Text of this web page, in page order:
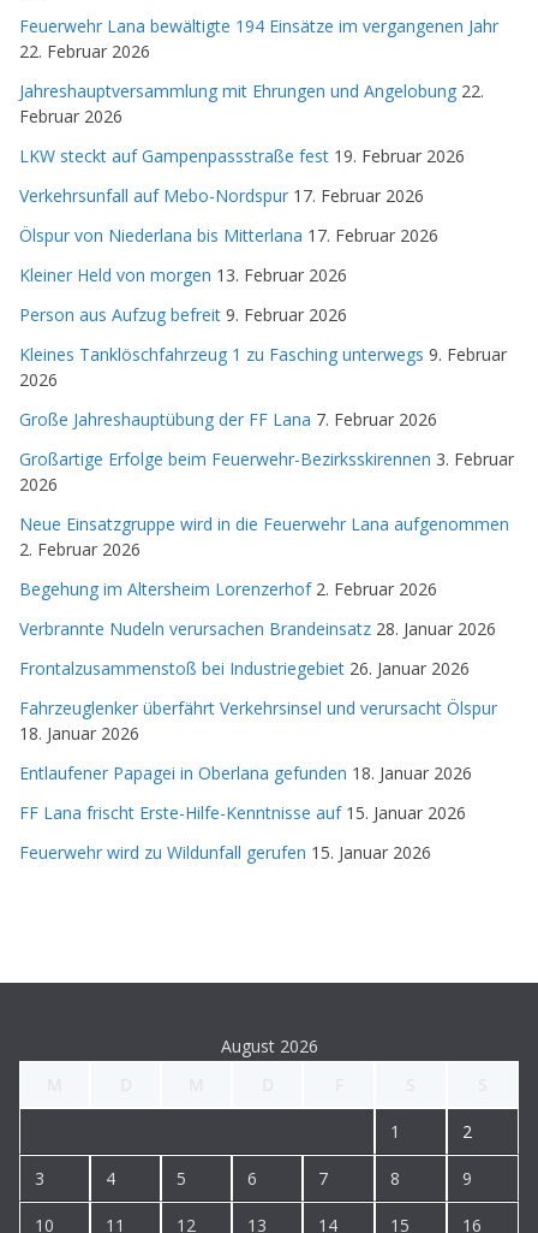
Feuerwehr Lana bewältigte 194 Einsätze im vergangenen Jahr
22. Februar 2026
Jahreshauptversammlung mit Ehrungen und Angelobung 22.
Februar 2026
LKW steckt auf Gampenpassstraße fest 19. Februar 2026
Verkehrsunfall auf Mebo-Nordspur 17. Februar 2026
Ölspur von Niederlana bis Mitterlana 17. Februar 2026
Kleiner Held von morgen 13. Februar 2026
Person aus Aufzug befreit 9. Februar 2026
Kleines Tanklöschfahrzeug 1 zu Fasching unterwegs 9. Februar
2026
Große Jahreshauptübung der FF Lana 7. Februar 2026
Großartige Erfolge beim Feuerwehr-Bezirksskirennen 3. Februar
2026
Neue Einsatzgruppe wird in die Feuerwehr Lana aufgenommen
2. Februar 2026
Begehung im Altersheim Lorenzerhof 2. Februar 2026
Verbrannte Nudeln verursachen Brandeinsatz 28. Januar 2026
Frontalzusammenstoß bei Industriegebiet 26. Januar 2026
Fahrzeuglenker überfährt Verkehrsinsel und verursacht Ölspur
18. Januar 2026
Entlaufener Papagei in Oberlana gefunden 18. Januar 2026
FF Lana frischt Erste-Hilfe-Kenntnisse auf 15. Januar 2026
Feuerwehr wird zu Wildunfall gerufen 15. Januar 2026
August 2026
1 2
3 4 5 6 7 8 9
10 11 12 13 14 15 16